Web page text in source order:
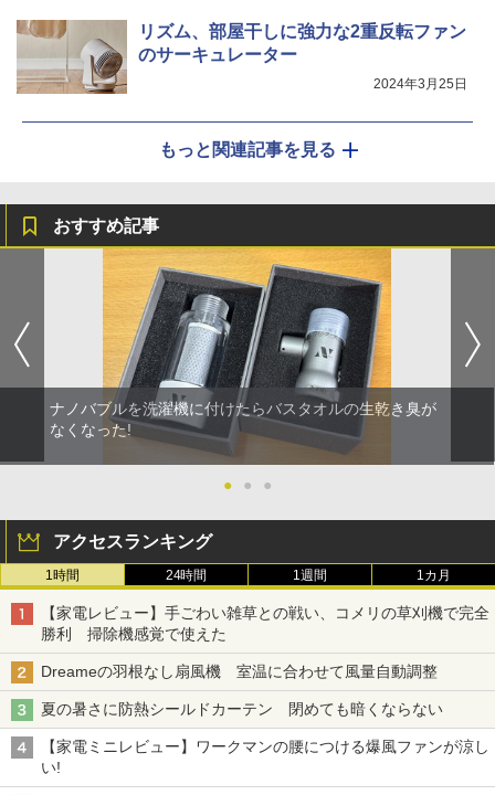
リズム、部屋干しに強力な2重反転ファン
のサーキュレーター
2024年3月25日
もっと関連記事を見る
おすすめ記事
ナノバブルを洗濯機に付けたらバスタオルの生乾き臭が
なくなった!
● ● ●
アクセスランキング
1時間 24時間 1週間 1カ月
【家電レビュー】手ごわい雑草との戦い、コメリの草刈機で完全
勝利 掃除機感覚で使えた
Dreameの羽根なし扇風機 室温に合わせて風量自動調整
夏の暑さに防熱シールドカーテン 閉めても暗くならない
【家電ミニレビュー】ワークマンの腰につける爆風ファンが涼し
い!